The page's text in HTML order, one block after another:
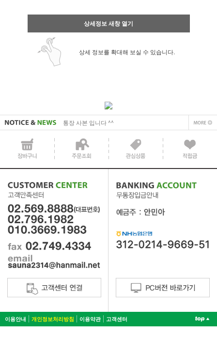
상세정보 새창 열기
상세 정보를 확대해 보실 수 있습니다.
사업자 사본 입니다^^
통장 사본 입니다 ^^
이용안내 개인정보처리방침 이용약관 고객센터